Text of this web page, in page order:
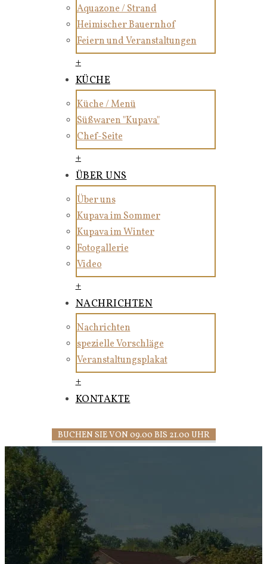
Aquazone / Strand
Heimischer Bauernhof
Feiern und Veranstaltungen
+
KÜCHE
Küche / Menü
Süßwaren "Kupava"
Chef-Seite
+
ÜBER UNS
Über uns
Kupava im Sommer
Kupava im Winter
Fotogallerie
Video
+
NACHRICHTEN
Nachrichten
spezielle Vorschläge
Veranstaltungsplakat
+
KONTAKTE
BUCHEN SIE VON 09.00 BIS 21.00 UHR